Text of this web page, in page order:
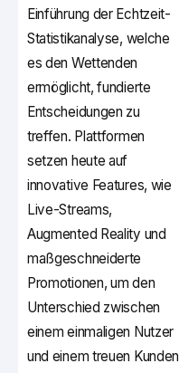
Einführung der Echtzeit-
Statistikanalyse, welche
es den Wettenden
ermöglicht, fundierte
Entscheidungen zu
treffen. Plattformen
setzen heute auf
innovative Features, wie
Live-Streams,
Augmented Reality und
maßgeschneiderte
Promotionen, um den
Unterschied zwischen
einem einmaligen Nutzer
und einem treuen Kunden